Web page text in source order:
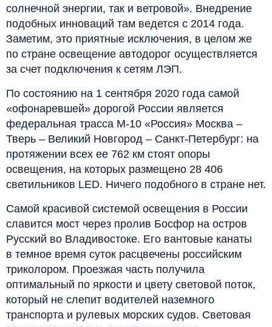
солнечной энергии, так и ветровой». Внедрение
подобных инноваций там ведется с 2014 года.
Заметим, это приятные исключения, в целом же
по стране освещение автодорог осуществляется
за счет подключения к сетям ЛЭП.
По состоянию на 1 сентября 2020 года самой
«офонаревшей» дорогой России является
федеральная трасса М-10 «Россия» Москва –
Тверь – Великий Новгород – Санкт-Петербург: на
протяжении всех ее 762 км стоят опоры
освещения, на которых размещено 28 406
светильников LED. Ничего подобного в стране нет.
Самой красивой системой освещения в России
славится мост через пролив Босфор на остров
Русский во Владивостоке. Его вантовые канаты
в темное время суток расцвечены российским
триколором. Проезжая часть получила
оптимальный по яркости и цвету световой поток,
который не слепит водителей наземного
транспорта и рулевых морских судов. Световая